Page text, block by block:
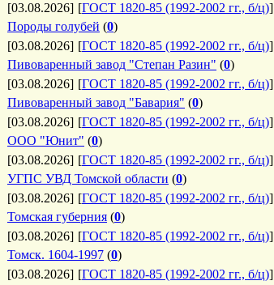
[03.08.2026] [ГОСТ 1820-85 (1992-2002 гг., б/ц)]
Породы голубей (0)
[03.08.2026] [ГОСТ 1820-85 (1992-2002 гг., б/ц)]
Пивоваренный завод "Степан Разин" (0)
[03.08.2026] [ГОСТ 1820-85 (1992-2002 гг., б/ц)]
Пивоваренный завод "Бавария" (0)
[03.08.2026] [ГОСТ 1820-85 (1992-2002 гг., б/ц)]
ООО "Юнит" (0)
[03.08.2026] [ГОСТ 1820-85 (1992-2002 гг., б/ц)]
УГПС УВД Томской области (0)
[03.08.2026] [ГОСТ 1820-85 (1992-2002 гг., б/ц)]
Томская губерния (0)
[03.08.2026] [ГОСТ 1820-85 (1992-2002 гг., б/ц)]
Томск. 1604-1997 (0)
[03.08.2026] [ГОСТ 1820-85 (1992-2002 гг., б/ц)]